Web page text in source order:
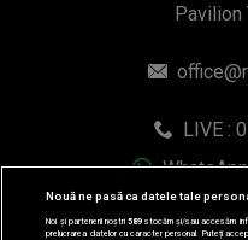
Pavilion
LIVE :
Nouă ne pasă ca datele tale
Noi și partenerii noștri589stocăm și/sau accesăm
prelucrarea datelor cu caracter personal. Puteți